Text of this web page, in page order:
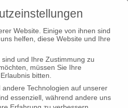
C Rheinland-
2023|Allgemein
Website. Einige von ihnen sind
helfen, diese Website und Ihre
und Ihre Zustimmung zu
müssen Sie Ihre
bitten.
Technologien auf unserer
essenziell, während andere uns